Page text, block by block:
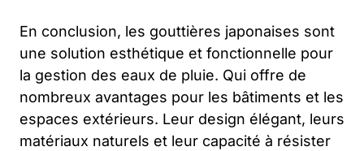
En conclusion, les gouttières japonaises sont
une solution esthétique et fonctionnelle pour
la gestion des eaux de pluie. Qui offre de
nombreux avantages pour les bâtiments et les
espaces extérieurs. Leur design élégant, leurs
matériaux naturels et leur capacité à résister